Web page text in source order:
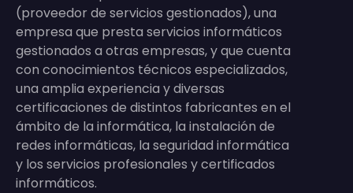
(proveedor de servicios gestionados), una
empresa que presta servicios informáticos
gestionados a otras empresas, y que cuenta
con conocimientos técnicos especializados,
una amplia experiencia y diversas
certificaciones de distintos fabricantes en el
ámbito de la informática, la instalación de
redes informáticas, la seguridad informática
y los servicios profesionales y certificados
informáticos.